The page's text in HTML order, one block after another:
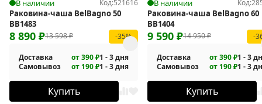
В наличии Код:521616
Раковина-чаша BelBagno 50
BB1483
13 598₽
8 890 ₽ -35%
Доставка от 390 ₽1 - 3 дня
Самовывоз
от 190 ₽1 - 3 дня
Купить
В наличии Код:
Раковина-чаша BelBagno 60
BB1404
14 950₽
9 590 ₽ -
Доставка от 390 ₽1 - 3
Самовывоз
от 190 ₽1 - 3
Купить